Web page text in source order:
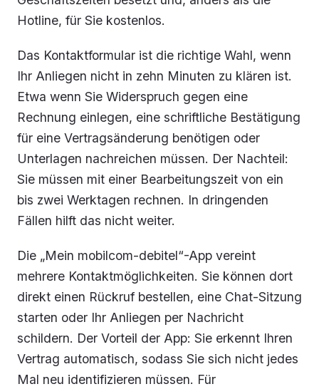
Hotline, für Sie kostenlos.
Das Kontaktformular ist die richtige Wahl, wenn
Ihr Anliegen nicht in zehn Minuten zu klären ist.
Etwa wenn Sie Widerspruch gegen eine
Rechnung einlegen, eine schriftliche Bestätigung
für eine Vertragsänderung benötigen oder
Unterlagen nachreichen müssen. Der Nachteil:
Sie müssen mit einer Bearbeitungszeit von ein
bis zwei Werktagen rechnen. In dringenden
Fällen hilft das nicht weiter.
Die „Mein mobilcom-debitel“-App vereint
mehrere Kontaktmöglichkeiten. Sie können dort
direkt einen Rückruf bestellen, eine Chat-Sitzung
starten oder Ihr Anliegen per Nachricht
schildern. Der Vorteil der App: Sie erkennt Ihren
Vertrag automatisch, sodass Sie sich nicht jedes
Mal neu identifizieren müssen. Für